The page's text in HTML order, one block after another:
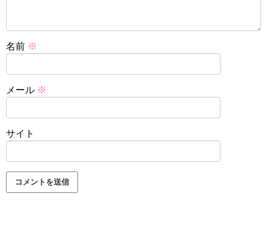
名前 ※
メール ※
サイト